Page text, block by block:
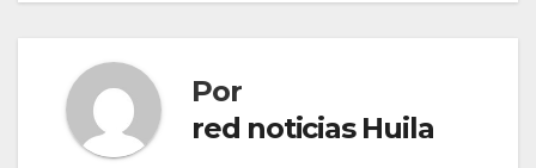
Por
red noticias Huila